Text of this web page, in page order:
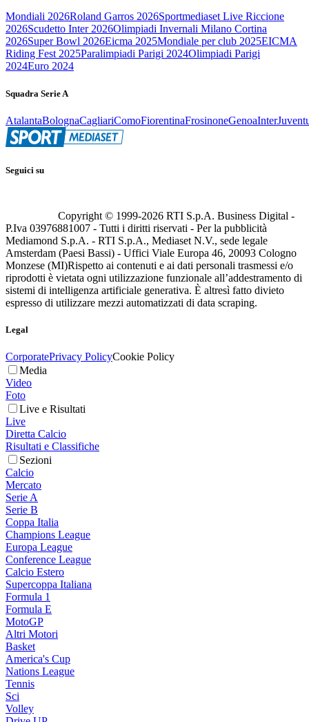
Mondiali 2026Roland Garros 2026Sportmediaset Live Riccione
2026Scudetto Inter 2026Olimpiadi Invernali Milano Cortina
2026Super Bowl 2026Eicma 2025Mondiale per club 2025EICMA
Riding Fest 2025Paralimpiadi Parigi 2024Olimpiadi Parigi
2024Euro 2024
Squadra Serie A
AtalantaBolognaCagliariComoFiorentinaFrosinoneGenoaInter
Seguici su
Copyright © 1999-2026 RTI S.p.A. Business Digital -
P.Iva 03976881007 - Tutti i diritti riservati - Per la pubblicità
Mediamond S.p.A. - RTI S.p.A., Mediaset N.V., sede legale
Amsterdam (Paesi Bassi) - Uffici Viale Europa 46, 20093 Cologno
Monzese (MI)Rispetto ai contenuti e ai dati personali trasmessi e/o
riprodotti è vietata ogni utilizzazione funzionale all’addestramento di
sistemi di intelligenza artificiale generativa. È altresì fatto divieto
espresso di utilizzare mezzi automatizzati di data scraping.
Legal
CorporatePrivacy PolicyCookie Policy
Media
Video
Foto
Live e Risultati
Live
Diretta Calcio
Risultati e Classifiche
Sezioni
Calcio
Mercato
Serie A
Serie B
Coppa Italia
Champions League
Europa League
Conference League
Calcio Estero
Supercoppa Italiana
Formula 1
Formula E
MotoGP
Altri Motori
Basket
America's Cup
Nations League
Tennis
Sci
Volley